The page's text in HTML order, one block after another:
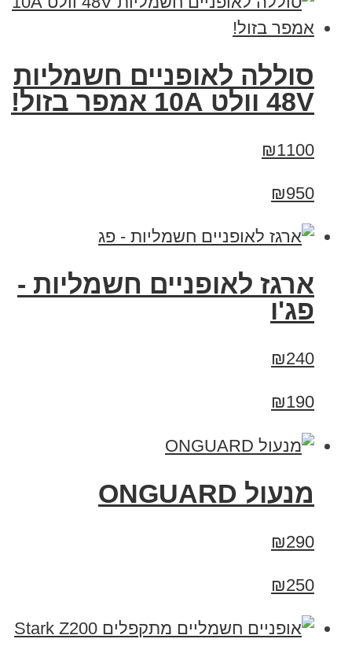
סוללה לאופניים חשמליות
48V וולט 10A אמפר בזול!
₪1100
₪950
ארגז לאופניים חשמליות -
פג'ו
₪240
₪190
מנעול ONGUARD
₪290
₪250